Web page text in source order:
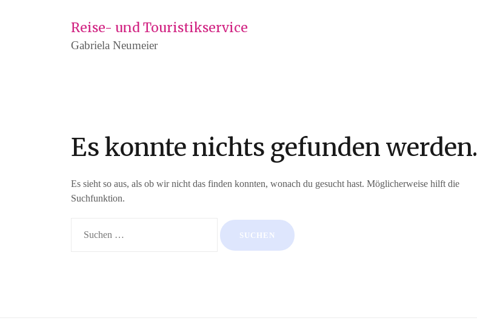
Reise- und Touristikservice
Gabriela Neumeier
Es konnte nichts gefunden werden.
Es sieht so aus, als ob wir nicht das finden konnten, wonach du gesucht hast. Möglicherweise hilft die
Suchfunktion.
nach: